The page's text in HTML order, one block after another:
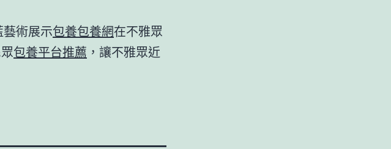
術展示包養包養網在不雅眾
包養平台推薦 ，讓不雅眾近